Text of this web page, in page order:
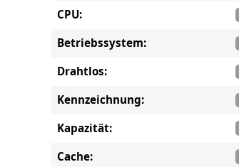
CPU:
Betriebssystem:
Drahtlos:
Kennzeichnung:
Kapazität:
Cache: